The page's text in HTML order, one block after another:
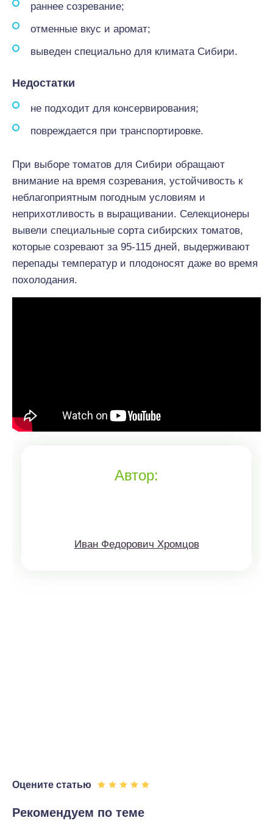
раннее созревание;
отменные вкус и аромат;
выведен специально для климата Сибири.
Недостатки
не подходит для консервирования;
повреждается при транспортировке.
При выборе томатов для Сибири обращают
внимание на время созревания, устойчивость к
неблагоприятным погодным условиям и
неприхотливость в выращивании. Селекционеры
вывели специальные сорта сибирских томатов,
которые созревают за 95-115 дней, выдерживают
перепады температур и плодоносят даже во время
похолодания.
Автор:
Иван Федорович Хромцов
Оцените статью
Рекомендуем по теме